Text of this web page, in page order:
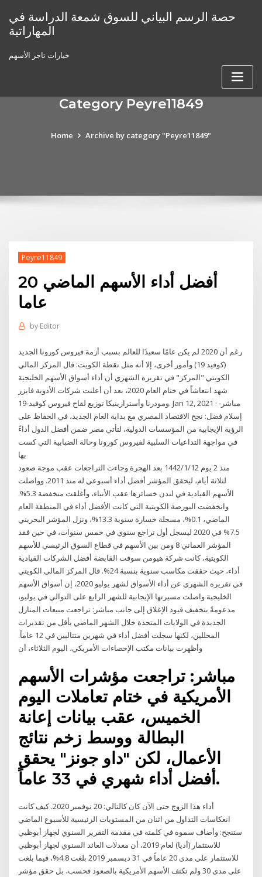
content
حصة الرسم البياني للسوق شمعة الدراسة في
المهاراتية
خيارات تاجر الأسهم
Category Peyre11849
Home Archive by category "Peyre11849"
Peyre11849
أفضل أداء الأسهم الماضي 20
عاما
by Editor
رغم أن 2020 لم يكن عامًا سعيدًا للعالم بسبب أزمة فيروس كورونا الجديد
(كوفيد 19) وأمور أخرى، إلا أنه مثل نقطة الكويت: قال المركز المالي
الكويتي "المركز" في تقريره الشهري أن أداء أسواق الأسهم الخليجية
شهد انتعاشاً في ختام العام 2020، بعد أن أعلنت شركات الأدوية فايزر
ومودرنا وأسترازينيكا توزيع لقاح فيروس كوفيد-19. Jan 12, 2021 · مباشر-
إسلام فضل: نجح الاقتصاد المصري مع بداية العام الجديد، في الحفاظ على
الرؤية الإيجابية من المؤسسات الدولية، لتأتي مصر ضمن أفضل الدول أداءً
في مواجهة التداعيات السلبية لفيروس كورونا وحالة الضبابية التي كست
بها
منذ 2 يوم 12‏‏/1‏‏/1442 بعد الهجرة وجاءت التراجعات عقب موجة صعود
لثلاثة أيام، ليحقق المؤشر أفضل أداء أسبوعي له منذ 2011. وواصلت
الأسهم القيادية في لندن خسائرها عقب الأنباء، وأغلقت منخفضة 5.3%.
وانخفضت البورصة الكويتية التي كانت الأفضل أداء في المنطقة العام
الماضي، 0.1%، مسجلة خسارة سنوية 13.3%، ونزل المؤشر البحريني
7.5% في 2020 ليسجل أول تراجع سنوي في خمس سنوات، في حين فقد
المؤشر العماني 8 ومن بين الأسهم في قطاع السوق الرئيسي للأسهم
الكويتية، كانت شركة هيومن سوفت القابضة أفضل الشركات القيادية
أداء، حيث حققت مكاسب سنوية بنسبة 24%. قال المركز المالي الكويتي
في تقريره الشهري عن أداء الأسواق لشهر يوليو 2020، إن أسواق الأسهم
الخليجية واصلت مسيرتها الإيجابية للشهر الرابع على التوالي في يوليو،
مدعومةً بتخفيف قيود الإغلاق إلى جانب مباشر: تراجعت مبيعات المنازل
الجديدة في الولايات المتحدة خلال الشهر الماضي بأقل من تقديرات
المحللين، لكنها سجلت أفضل أداء في شهرين متتاليين في 12 عاماً.
وأظهرت بيانات مكتب الإحصاءات الأمريكي، اليوم الثلاثاء، أن
مباشر: تراجعت مؤشرات الأسهم
الأمريكية في ختام تعاملات اليوم
الخميس، عقب بيانات إعانة
البطالة ووسط زخم نتائج
الأعمال، لكن "داو جونز" يحقق
أفضل أداء شهري في 33 عاماً.
أداء هذا الزوج حتى الآن كان كالتالي: 20 نوفمبر 2020. كيف كانت
انعكاسات التداول من اثنان من المستويات الرئيسية للأسبوع الماضي
ستنجح: وأضاف سموه في كلمته في مقدمة التقرير السنوي لجهاز أبوظبي
للاستثمار (أديا) لعام 2019، أن معدلات العائد السنوي لجهاز أبوظبي
للاستثمار على مدى 20 عاماً في 31 ديسمبر 2019 بلغت 4.8%، فيما بلغت
على مدى 30 ولم تكتف الأسهم الأمريكية بالصعود فحسب، بل حقق مؤشر